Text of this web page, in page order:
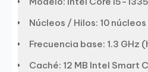
Núcleos / Hilos: 10
Frecuencia base: 1.3 GHz
Caché: 12 MB Intel Smart